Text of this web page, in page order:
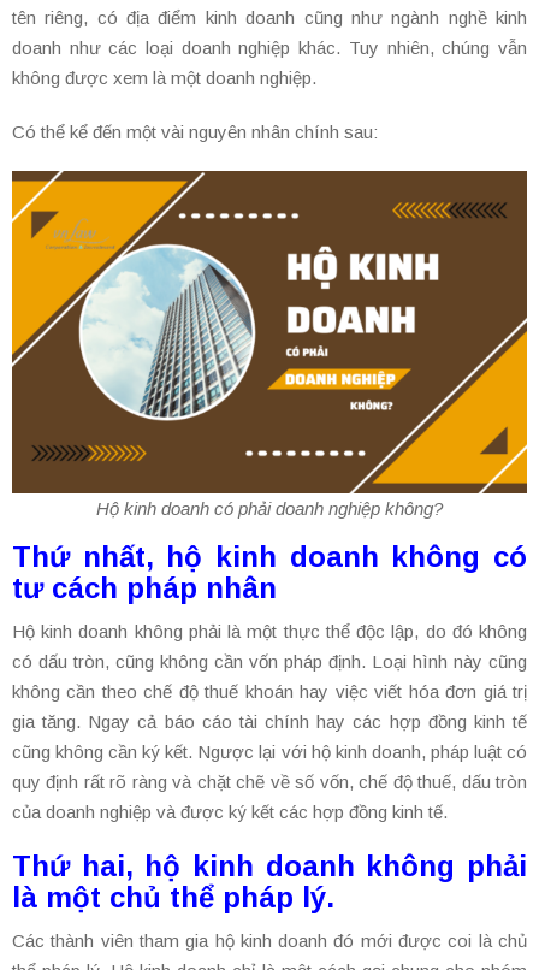
tên riêng, có địa điểm kinh doanh cũng như ngành nghề kinh
doanh như các loại doanh nghiệp khác. Tuy nhiên, chúng vẫn
không được xem là một doanh nghiệp.
Có thể kể đến một vài nguyên nhân chính sau:
Hộ kinh doanh có phải doanh nghiệp không?
Thứ nhất, hộ kinh doanh không có
tư cách pháp nhân
Hộ kinh doanh không phải là một thực thể độc lập, do đó không
có dấu tròn, cũng không cần vốn pháp định. Loại hình này cũng
không cần theo chế độ thuế khoán hay việc viết hóa đơn giá trị
gia tăng. Ngay cả báo cáo tài chính hay các hợp đồng kinh tế
cũng không cần ký kết. Ngược lại với hộ kinh doanh, pháp luật có
quy định rất rõ ràng và chặt chẽ về số vốn, chế độ thuế, dấu tròn
của doanh nghiệp và được ký kết các hợp đồng kinh tế.
Thứ hai, hộ kinh doanh không phải
là một chủ thể pháp lý.
Các thành viên tham gia hộ kinh doanh đó mới được coi là chủ